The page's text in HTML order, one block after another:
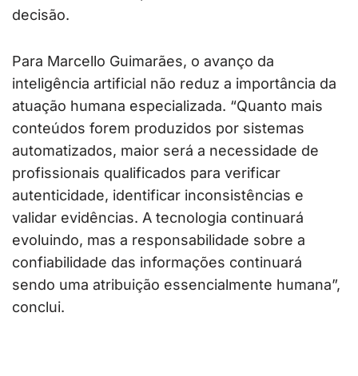
decisão.
Para Marcello Guimarães, o avanço da
inteligência artificial não reduz a importância da
atuação humana especializada. “Quanto mais
conteúdos forem produzidos por sistemas
automatizados, maior será a necessidade de
profissionais qualificados para verificar
autenticidade, identificar inconsistências e
validar evidências. A tecnologia continuará
evoluindo, mas a responsabilidade sobre a
confiabilidade das informações continuará
sendo uma atribuição essencialmente humana”,
conclui.